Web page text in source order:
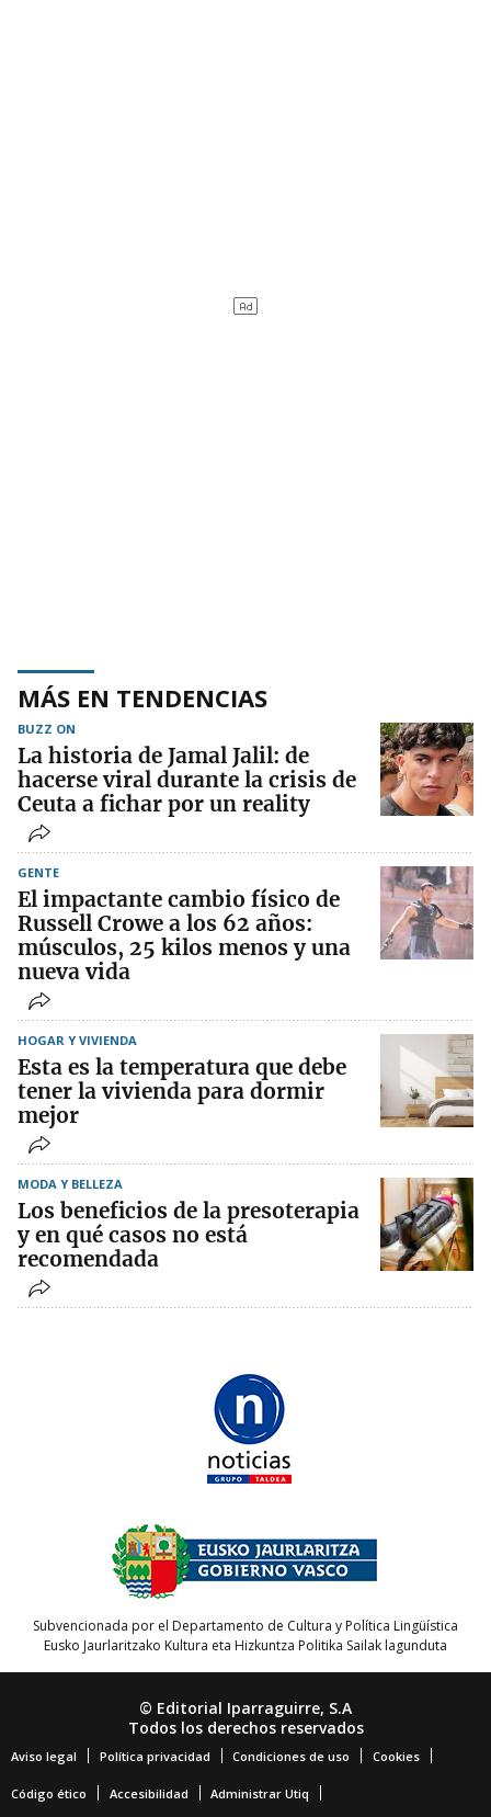
MÁS EN TENDENCIAS
BUZZ ON
La historia de Jamal Jalil: de
hacerse viral durante la crisis de
Ceuta a fichar por un reality
GENTE
El impactante cambio físico de
Russell Crowe a los 62 años:
músculos, 25 kilos menos y una
nueva vida
HOGAR Y VIVIENDA
Esta es la temperatura que debe
tener la vivienda para dormir
mejor
MODA Y BELLEZA
Los beneficios de la presoterapia
y en qué casos no está
recomendada
Subvencionada por el Departamento de Cultura y Política Lingüística
Eusko Jaurlaritzako Kultura eta Hizkuntza Politika Sailak lagunduta
© Editorial Iparraguirre, S.A
Todos los derechos reservados
Aviso legal Política privacidad Condiciones de uso Cookies
Código ético Accesibilidad Administrar Utiq